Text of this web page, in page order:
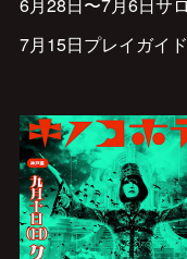
7月15日プレイガイ